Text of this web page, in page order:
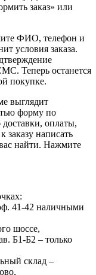
заказ» или
ФИО, телефон и
условия заказа.
Теперь останется
покупке.
выглядит
форму по
доставки, оплаты,
заказу написать
найти. Нажмите
41-42 наличными
шоссе,
Б1-Б2 – только
склад –